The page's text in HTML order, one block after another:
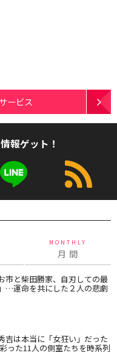
ービス
報ゲット！
MONTHLY
月 間
市と柴田勝家、自刃しての最
…運命を共にした２人の悲劇
吉は本当に「女狂い」だった
った11人の側室たちを時系列